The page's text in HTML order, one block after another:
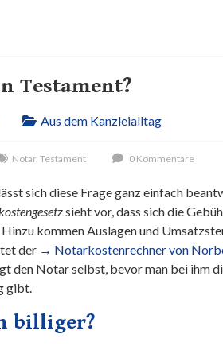
Testament?
Aus dem Kanzleialltag
Notar, Testament 0 Kommentare
sich diese Frage ganz einfach
sieht vor, dass sich die
kommen Auslagen und
der → Notarkostenrechner von
den Notar selbst, bevor man bei ihm
gibt.
billiger?